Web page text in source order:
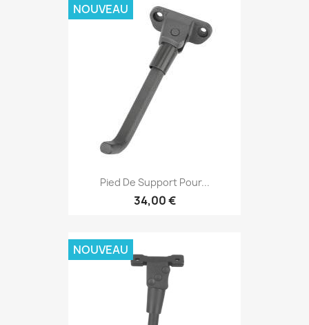
Pied De Support Pour...
34,00 €
NOUVEAU
NOUVEAU